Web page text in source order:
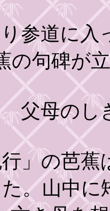
参道に入
の句碑が
のしき
」の芭蕉
。山中に